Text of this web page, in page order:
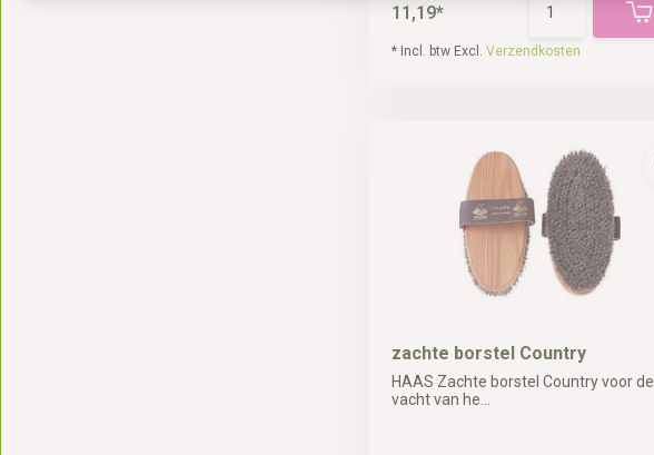
11,19*
* Incl. btw Excl. Verzendkosten
zachte borstel Country
HAAS Zachte borstel Country voor de
vacht van he...